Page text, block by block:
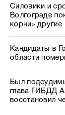
Силовики и
Волгограде
корни» другие
Кандидаты в
области
Был
глава ГИБДД
восстановил